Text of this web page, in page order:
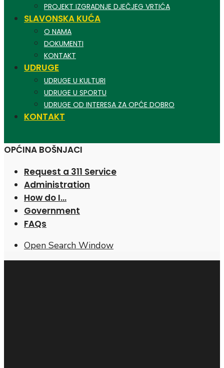
PROJEKT IZGRADNJE DJEČJEG VRTIĆA
SLAVONSKA KUĆA
O NAMA
DOKUMENTI
KONTAKT
UDRUGE
UDRUGE U KULTURI
UDRUGE U SPORTU
UDRUGE OD INTERESA ZA OPĆE DOBRO
KONTAKT
OPĆINA BOŠNJACI
Request a 311 Service
Administration
How do I…
Government
FAQs
Open Search Window